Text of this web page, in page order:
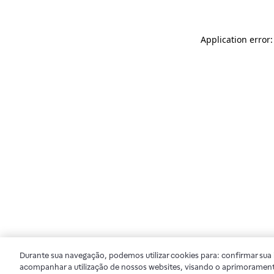
Application
Durante sua navegação, podemos utilizar cookies para: confirmar
acompanhar a utilização de nossos websites, visando o